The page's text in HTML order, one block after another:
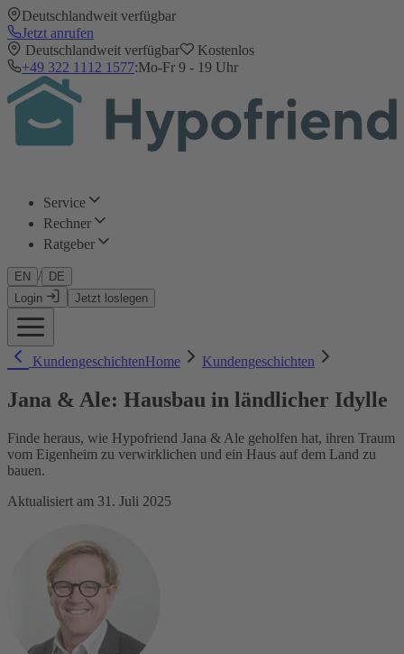
Deutschlandweit verfügbar
Jetzt anrufen
Deutschlandweit verfügbar
Kostenlos
+49 322 1112 1577:Mo-Fr 9 - 19 Uhr
Service
Rechner
Ratgeber
EN /
DE
Login
Jetzt loslegen
KundengeschichtenHome Kundengeschichten
Jana & Ale: Hausbau in ländlicher Idylle
Finde heraus, wie Hypofriend Jana & Ale geholfen hat, ihren Traum
vom Eigenheim zu verwirklichen und ein Haus auf dem Land zu
bauen.
Aktualisiert am 31. Juli 2025